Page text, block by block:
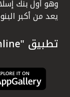
يعد من أكبر
تطبيق "KFHOnline" للهواتف الذكية